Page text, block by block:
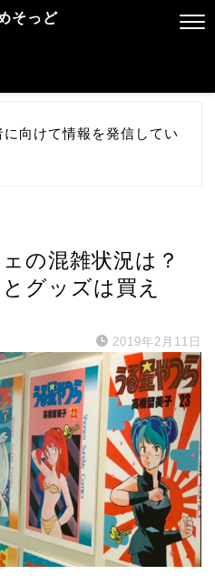
そっど
向けて情報を発信してい
の混雑状況は？
グッズは買え
2019年2月11日